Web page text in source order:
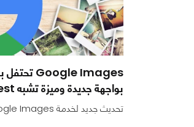
بواجهة جديدة وميزة تشبه Pinterest
تحديث جديد لخدمة Google Images ✨